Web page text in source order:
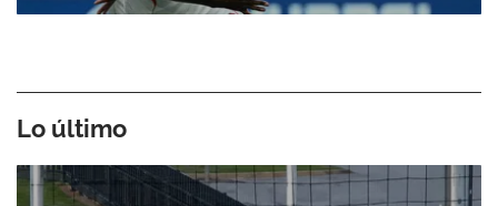
Lo último